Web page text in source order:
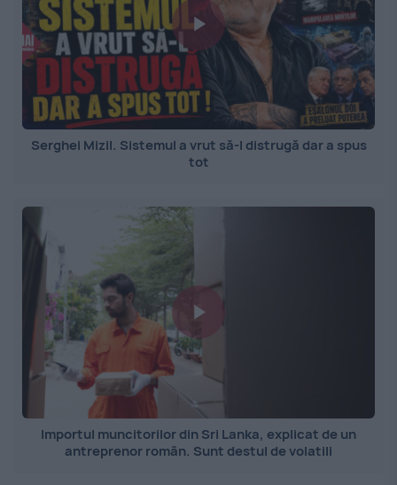
Serghei Mizil. Sistemul a vrut să-l distrugă dar a spus
tot
Importul muncitorilor din Sri Lanka, explicat de un
antreprenor român. Sunt destul de volatili